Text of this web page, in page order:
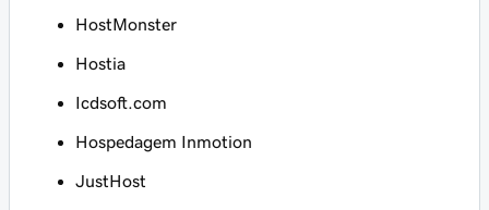
HostMonster
Hostia
Icdsoft.com
Hospedagem Inmotion
JustHost